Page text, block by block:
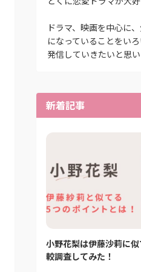
ドラマ、映画を中心に
になっていることをい
発信していきたいと思い
新着記事
小野花梨は伊藤沙莉に
較調査してみた！